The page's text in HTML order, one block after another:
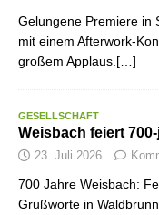
Gelungene Premiere in
mit einem Afterwork-
großem Applaus.[…]
GESELLSCHAFT
Weisbach feiert
23. Juli 2026
700 Jahre Weisbach:
Grußworte in